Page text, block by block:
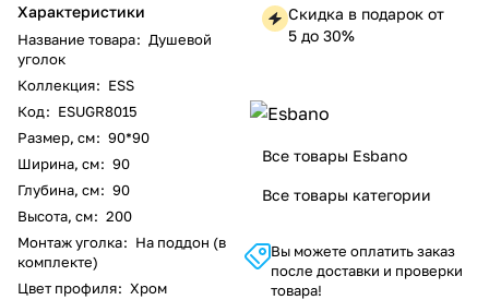
Характеристики
Название товара: Душевой
уголок
Коллекция: ESS
Код: ESUGR8015
Размер, см: 90*90
Ширина, см: 90
Глубина, см: 90
Высота, см: 200
Монтаж уголка: На поддон (в
комплекте)
Цвет профиля: Хром
Скидка в подарок от
5 до 30%
Все товары Esbano
Все товары категории
Вы можете оплатить заказ
после доставки и проверки
товара!